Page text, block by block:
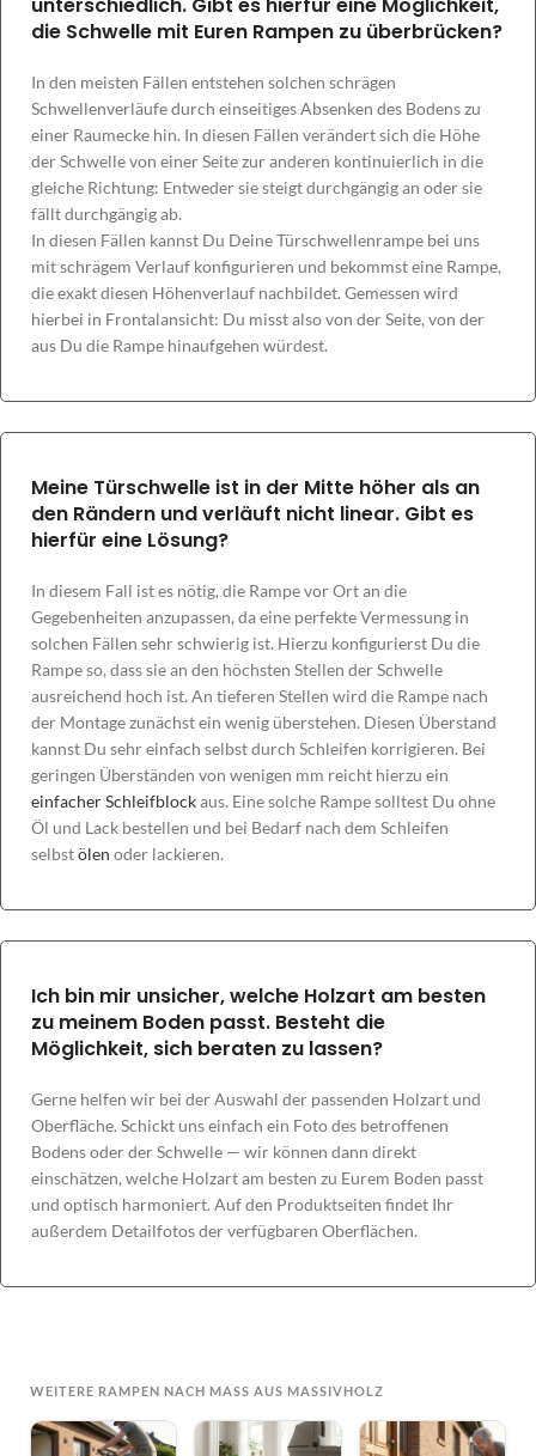
unterschiedlich. Gibt es hierfür eine Möglichkeit,
die Schwelle mit Euren Rampen zu überbrücken?
In den meisten Fällen entstehen solchen schrägen
Schwellenverläufe durch einseitiges Absenken des Bodens zu
einer Raumecke hin. In diesen Fällen verändert sich die Höhe
der Schwelle von einer Seite zur anderen kontinuierlich in die
gleiche Richtung: Entweder sie steigt durchgängig an oder sie
fällt durchgängig ab.
In diesen Fällen kannst Du Deine Türschwellenrampe bei uns
mit schrägem Verlauf konfigurieren und bekommst eine Rampe,
die exakt diesen Höhenverlauf nachbildet. Gemessen wird
hierbei in Frontalansicht: Du misst also von der Seite, von der
aus Du die Rampe hinaufgehen würdest.
Meine Türschwelle ist in der Mitte höher als an
den Rändern und verläuft nicht linear. Gibt es
hierfür eine Lösung?
In diesem Fall ist es nötig, die Rampe vor Ort an die
Gegebenheiten anzupassen, da eine perfekte Vermessung in
solchen Fällen sehr schwierig ist. Hierzu konfigurierst Du die
Rampe so, dass sie an den höchsten Stellen der Schwelle
ausreichend hoch ist. An tieferen Stellen wird die Rampe nach
der Montage zunächst ein wenig überstehen. Diesen Überstand
kannst Du sehr einfach selbst durch Schleifen korrigieren. Bei
geringen Überständen von wenigen mm reicht hierzu ein
einfacher Schleifblockaus. Eine solche Rampe solltest Du ohne
Öl und Lack bestellen und bei Bedarf nach dem Schleifen
selbstölen oder lackieren.
Ich bin mir unsicher, welche Holzart am besten
zu meinem Boden passt. Besteht die
Möglichkeit, sich beraten zu lassen?
Gerne helfen wir bei der Auswahl der passenden Holzart und
Oberfläche. Schickt uns einfach ein Foto des betroffenen
Bodens oder der Schwelle — wir können dann direkt
einschätzen, welche Holzart am besten zu Eurem Boden passt
und optisch harmoniert. Auf den Produktseiten findet Ihr
außerdem Detailfotos der verfügbaren Oberflächen.
WEITERE RAMPEN NACH MASS AUS MASSIVHOLZ